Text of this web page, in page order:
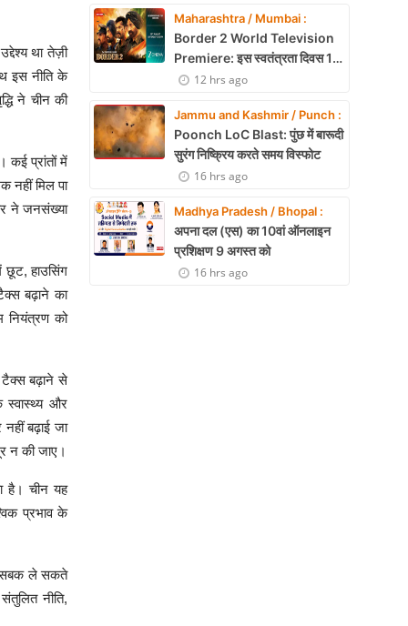
था तेज़ी
इस नीति के
ने चीन की
प्रांतों में
नहीं मिल पा
ने जनसंख्या
छूट, हाउसिंग
बढ़ाने का
नियंत्रण को
बढ़ाने से
स्वास्थ्य और
बढ़ाई जा
न की जाए।
है। चीन यह
प्रभाव के
सबक ले सकते
नीति,
Maharashtra / Mumbai :
Border 2 World Television
Premiere: इस स्वतंत्रता दिवस 15
अगस्त को शाम 7:30 बजे सिर्फ Zee
12 hrs ago
Jammu and Kashmir / Punch :
Poonch LoC Blast: पुंछ में बारूदी
सुरंग निष्क्रिय करते समय विस्फोट
16 hrs ago
Madhya Pradesh / Bhopal :
अपना दल (एस) का 10वां ऑनलाइन
प्रशिक्षण 9 अगस्त को
16 hrs ago